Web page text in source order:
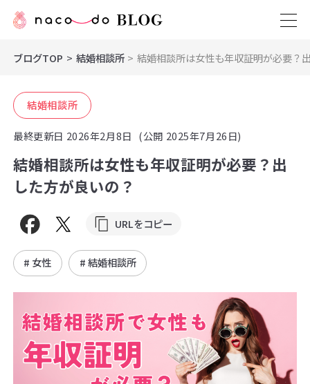
ブログTOP 結婚相談所 結婚相談所は女性も年収証明が必要？
結婚相談所
最終更新日 2026年2月8日 (公開 2025年7月26日)
結婚相談所は女性も年収証明が必要？出
した方が良いの？
URLをコピー
# 女性 # 結婚相談所